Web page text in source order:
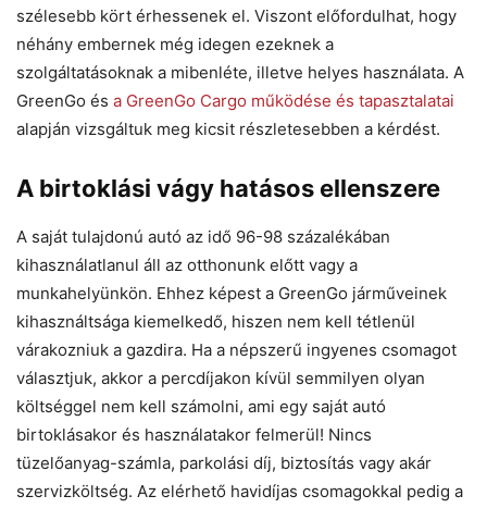
szélesebb kört érhessenek el. Viszont előfordulhat, hogy
néhány embernek még idegen ezeknek a
szolgáltatásoknak a mibenléte, illetve helyes használata. A
GreenGo és a GreenGo Cargo működése és tapasztalatai
alapján vizsgáltuk meg kicsit részletesebben a kérdést.
A birtoklási vágy hatásos ellenszere
A saját tulajdonú autó az idő 96-98 százalékában
kihasználatlanul áll az otthonunk előtt vagy a
munkahelyünkön. Ehhez képest a GreenGo járműveinek
kihasználtsága kiemelkedő, hiszen nem kell tétlenül
várakozniuk a gazdira. Ha a népszerű ingyenes csomagot
választjuk, akkor a percdíjakon kívül semmilyen olyan
költséggel nem kell számolni, ami egy saját autó
birtoklásakor és használatakor felmerül! Nincs
tüzelőanyag-számla, parkolási díj, biztosítás vagy akár
szervizköltség. Az elérhető havidíjas csomagokkal pedig a